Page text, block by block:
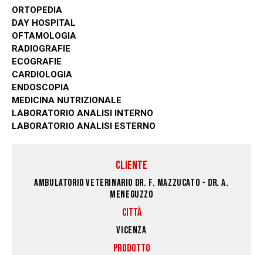
ORTOPEDIA
DAY HOSPITAL
OFTAMOLOGIA
RADIOGRAFIE
ECOGRAFIE
CARDIOLOGIA
ENDOSCOPIA
MEDICINA NUTRIZIONALE
LABORATORIO ANALISI INTERNO
LABORATORIO ANALISI ESTERNO
CLIENTE
AMBULATORIO VETERINARIO DR. F. MAZZUCATO - DR. A.
MENEGUZZO
CITTÀ
VICENZA
PRODOTTO